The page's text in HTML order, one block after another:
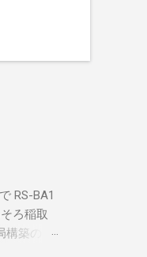
RS-BA1
ろ稲取
構築のた